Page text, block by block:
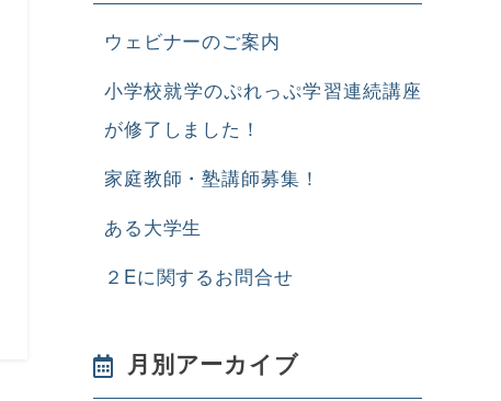
ウェビナーのご案内
小学校就学のぷれっぷ学習連続講座
が修了しました！
家庭教師・塾講師募集！
ある大学生
２Eに関するお問合せ
月別アーカイブ